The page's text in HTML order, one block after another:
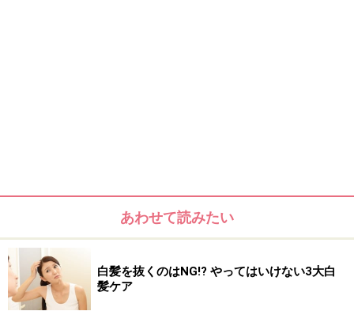
カラーリング（永久染毛剤）の仕組み。キューティクルをは
がして髪の内部に染料を浸透させます
あわせて読みたい
白髪を抜くのはNG!? やってはいけない3大白
髪ケア